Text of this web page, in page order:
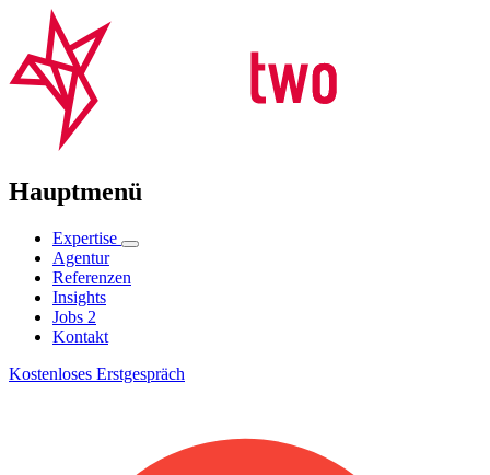
Hauptmenü
Expertise
Agentur
Referenzen
Insights
Jobs 2
Kontakt
Kostenloses Erstgespräch